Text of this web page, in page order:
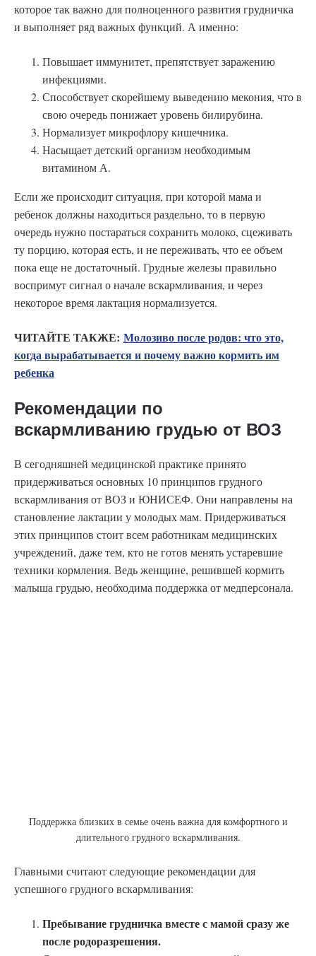
которое так важно для полноценного развития грудничка
и выполняет ряд важных функций. А именно:
Повышает иммунитет, препятствует заражению
инфекциями.
Способствует скорейшему выведению мекония, что в
свою очередь понижает уровень билирубина.
Нормализует микрофлору кишечника.
Насыщает детский организм необходимым
витамином А.
Если же происходит ситуация, при которой мама и
ребенок должны находиться раздельно, то в первую
очередь нужно постараться сохранить молоко, сцеживать
ту порцию, которая есть, и не переживать, что ее объем
пока еще не достаточный. Грудные железы правильно
воспримут сигнал о начале вскармливания, и через
некоторое время лактация нормализуется.
ЧИТАЙТЕ ТАКЖЕ: Молозиво после родов: что это,
когда вырабатывается и почему важно кормить им
ребенка
Рекомендации по
вскармливанию грудью от ВОЗ
В сегодняшней медицинской практике принято
придерживаться основных 10 принципов грудного
вскармливания от ВОЗ и ЮНИСЕФ. Они направлены на
становление лактации у молодых мам. Придерживаться
этих принципов стоит всем работникам медицинских
учреждений, даже тем, кто не готов менять устаревшие
техники кормления. Ведь женщине, решившей кормить
малыша грудью, необходима поддержка от медперсонала.
Поддержка близких в семье очень важна для комфортного и
длительного грудного вскармливания.
Главными считают следующие рекомендации для
успешного грудного вскармливания:
Пребывание грудничка вместе с мамой сразу же
после родоразрешения.